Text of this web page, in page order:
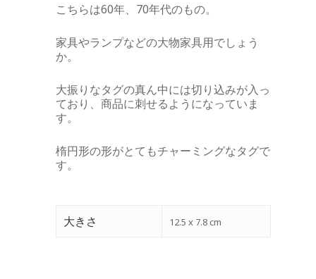
こちらは60年、70年代のもの。
家具やランプなどの大物家具用でしょう
か。
大振りなタグの真ん中には切り込みが入っ
ており、商品に刺せるようになっていま
す。
楕円形の形がとてもチャーミングなタグで
す。
大きさ 12.5 x 7.8 cm